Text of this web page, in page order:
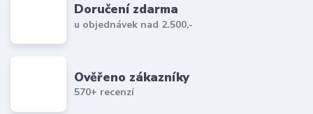
Doručení zdarma
u objednávek nad 2.500,-
Ověřeno zákazníky
570+ recenzí